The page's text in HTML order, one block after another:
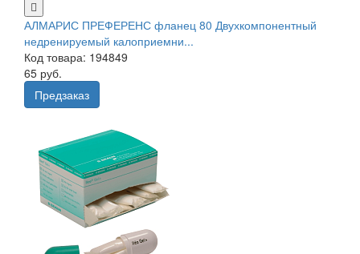
АЛМАРИС ПРЕФЕРЕНС фланец 80 Двухкомпонентный
недренируемый калоприемни...
Код товара: 194849
65 руб.
Предзаказ